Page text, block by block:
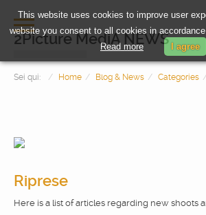
HOME
2Picture MediA NEWS
Sei qui: Home Blog & News Categories
Riprese
Here is a list of articles regarding new shoots
This website uses cookies to improve user
website you consent to all cookies in
Read more
I agree